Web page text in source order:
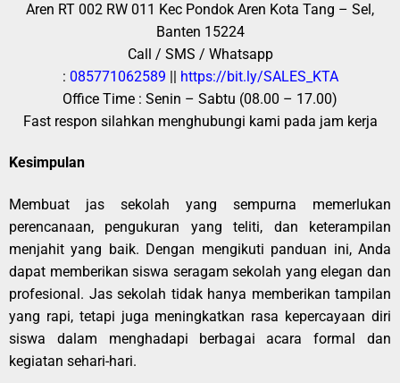
Aren RT 002 RW 011 Kec Pondok Aren Kota Tang – Sel,
Banten 15224
Call / SMS / Whatsapp
: 085771062589
https://bit.ly/SALES_KTA
Office Time : Senin – Sabtu (08.00 – 17.00)
Fast respon silahkan menghubungi kami pada jam kerja
Kesimpulan
Membuat jas sekolah yang sempurna memerlukan
perencanaan, pengukuran yang teliti, dan keterampilan
menjahit yang baik. Dengan mengikuti panduan ini, Anda
dapat memberikan siswa seragam sekolah yang elegan dan
profesional. Jas sekolah tidak hanya memberikan tampilan
yang rapi, tetapi juga meningkatkan rasa kepercayaan diri
siswa dalam menghadapi berbagai acara formal dan
kegiatan sehari-hari.